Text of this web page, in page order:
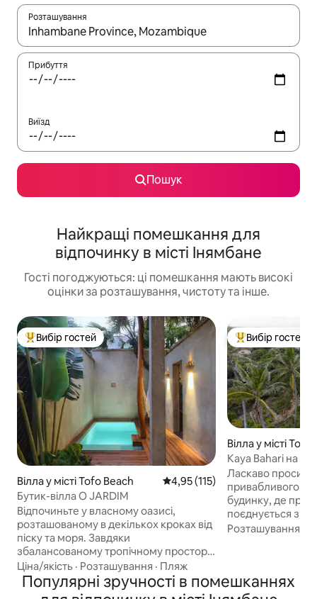
Розташування
Отримавши результати пошуку, використовуйте для
Прибуття
Виїзд
Пошук
Найкращі помешкання для
відпочинку в місті Інямбане
Гості погоджуються: ці помешкання мають високі
оцінки за розташування, чистоту та інше.
Топ вибір гостей
Вибір гостей
Вілла у місті Tofo Beach Середня оцінка: 4,95 з 5,
4,95 (115)
Бутик-вілла O JARDIM
Відпочиньте у власному оазисі,
розташованому в декількох кроках від
піску та моря. Завдяки
збалансованому тропічному простору
в приміщенні та на відкритому повітрі
наша спокійна вілла продумана для
комфорту та простоти. Ідеально
Ціна/якість · Розташування · Пляж
Топ вибір гостей
Вибір гостей
Вілла у місті Tofo
Kaya Bahari на
Ласкаво
привабливого
будинку, де
поєднується з
Розташований
шукає
Наш будинок
Розташування
Популярні зручності в помешканнях